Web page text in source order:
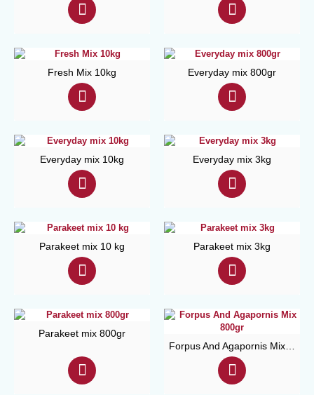
Fresh Mix 10kg Everyday mix 800gr
Everyday mix 10kg Everyday mix 3kg
Parakeet mix 10 kg Parakeet mix 3kg
Parakeet mix 800gr